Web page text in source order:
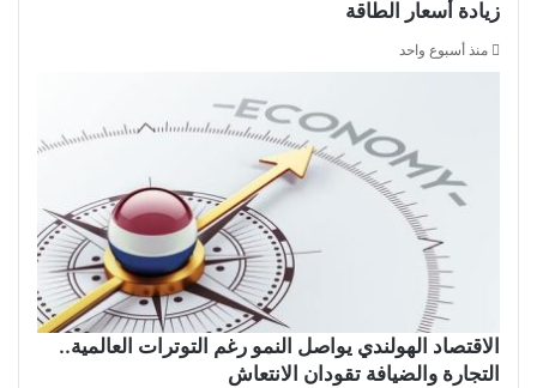
زيادة أسعار الطاقة
منذ أسبوع واحد
الاقتصاد الهولندي يواصل النمو رغم التوترات العالمية..
التجارة والضيافة تقودان الانتعاش